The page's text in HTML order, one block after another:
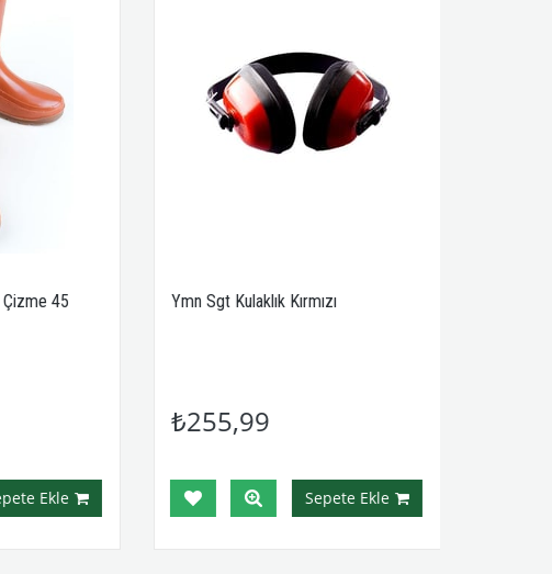
45
Ekle
Ymn Sgt Kulaklık Kırmızı
₺255,99
Sepete Ekle